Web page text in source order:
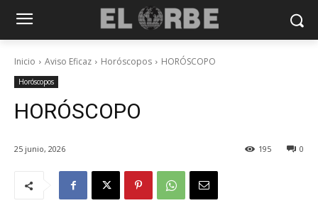
Inicio Aviso Eficaz Horóscopos HORÓSCOPO
Horóscopos
HORÓSCOPO
25 junio, 2026 0
195